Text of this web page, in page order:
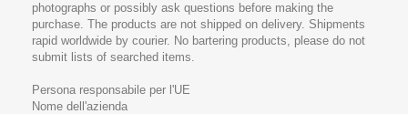
photographs or possibly ask questions before making the
purchase. The products are not shipped on delivery. Shipments
rapid worldwide by courier. No bartering products, please do not
submit lists of searched items.
Persona responsabile per l'UE
Nome dell'azienda